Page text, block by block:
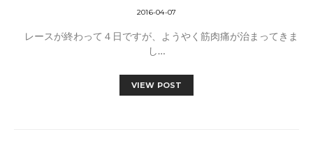
2016-04-07
レースが終わって４日ですが、ようやく筋肉痛が治まってきま
し…
VIEW POST